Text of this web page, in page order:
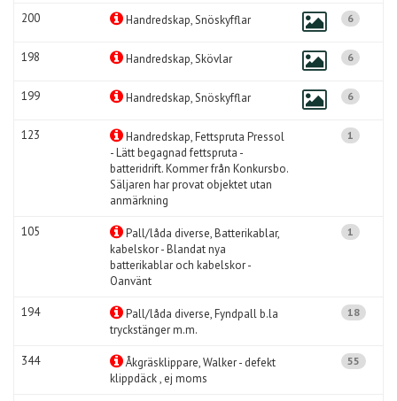
200 Handredskap, Snöskyfflar 6
198 Handredskap, Skövlar 6
199 Handredskap, Snöskyfflar 6
123
Handredskap, Fettspruta Pressol
- Lätt begagnad fettspruta -
batteridrift. Kommer från Konkursbo.
Säljaren har provat objektet utan
anmärkning
1
105
Pall/låda diverse, Batterikablar,
kabelskor - Blandat nya
batterikablar och kabelskor -
Oanvänt
1
194
Pall/låda diverse, Fyndpall b.la
tryckstänger m.m.
18
344
Åkgräsklippare, Walker - defekt
klippdäck , ej moms
55